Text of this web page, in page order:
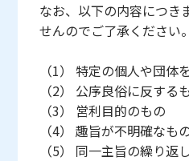
なお、以下の内容につき
せんのでご了承ください。
（1） 特定の個人や団体
（2） 公序良俗に反する
（3） 営利目的のもの
（4） 趣旨が不明確なも
（5） 同一主旨の繰り返